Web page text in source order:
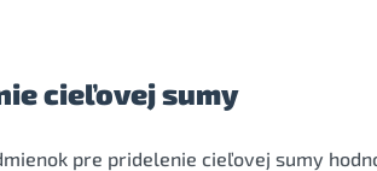
cieľovej sumy
pre pridelenie cieľovej sumy